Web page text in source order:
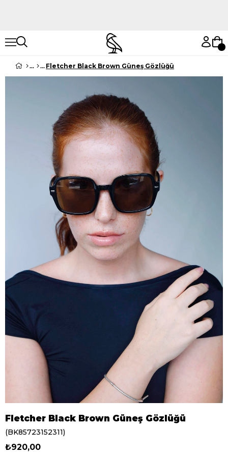
Fletcher Black Brown Güneş Gözlüğü
Fletcher Black Brown Güneş Gözlüğü
(BK85723152311)
₺920,00